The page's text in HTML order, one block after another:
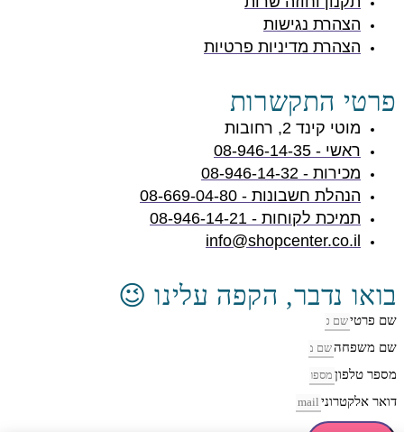
הצהרת נגישות
הצהרת מדיניות פרטיות
פרטי התקשרות
מוטי קינד 2, רחובות
ראשי - 08-946-14-35
מכירות - 08-946-14-32
הנהלת חשבונות - 08-669-04-80
תמיכת לקוחות - 08-946-14-21
info@shopcenter.co.il
בואו נדבר, הקפה עלינו 😉
שם פרטי
שם משפחה
מספר טלפון
דואר אלקטרוני